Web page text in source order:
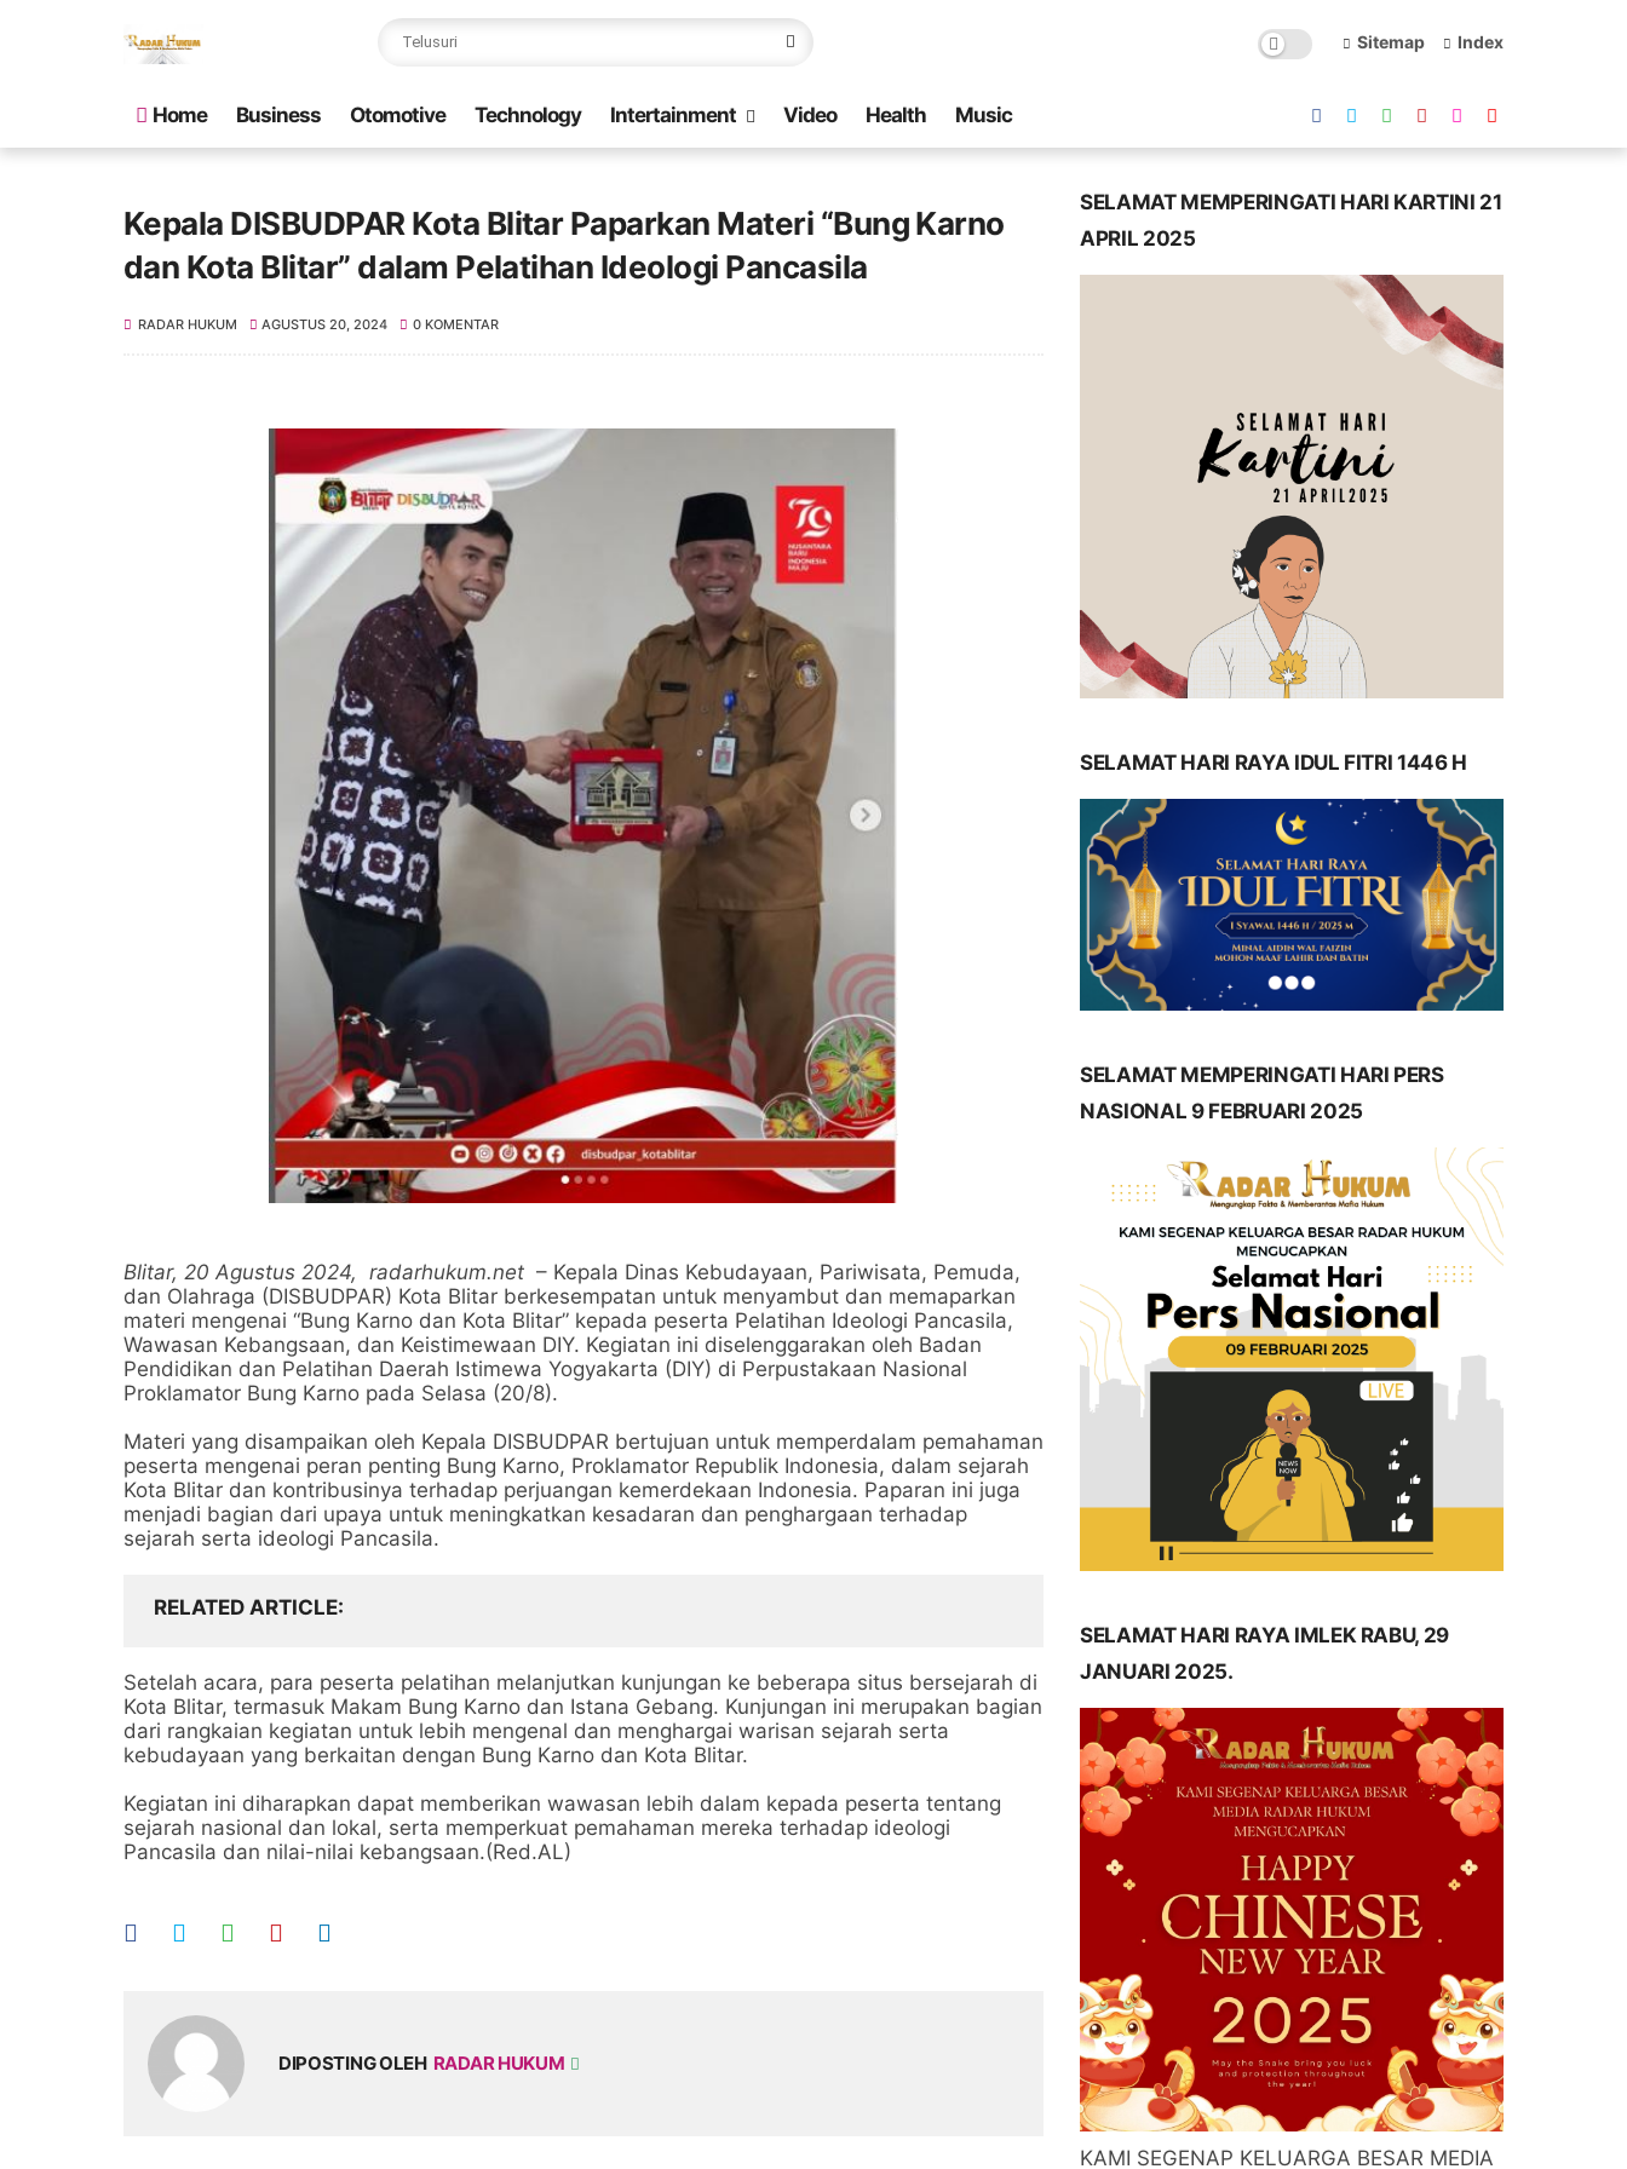
Sitemap Index
Home Business Otomotive Technology Intertainment Video Health Music
Kepala DISBUDPAR Kota Blitar Paparkan Materi “Bung Karno
dan Kota Blitar” dalam Pelatihan Ideologi Pancasila
RADAR HUKUM AGUSTUS 20, 2024 0 KOMENTAR
Blitar, 20 Agustus 2024, radarhukum.net – Kepala Dinas Kebudayaan, Pariwisata, Pemuda,
dan Olahraga (DISBUDPAR) Kota Blitar berkesempatan untuk menyambut dan memaparkan
materi mengenai “Bung Karno dan Kota Blitar” kepada peserta Pelatihan Ideologi Pancasila,
Wawasan Kebangsaan, dan Keistimewaan DIY. Kegiatan ini diselenggarakan oleh Badan
Pendidikan dan Pelatihan Daerah Istimewa Yogyakarta (DIY) di Perpustakaan Nasional
Proklamator Bung Karno pada Selasa (20/8).
Materi yang disampaikan oleh Kepala DISBUDPAR bertujuan untuk memperdalam pemahaman
peserta mengenai peran penting Bung Karno, Proklamator Republik Indonesia, dalam sejarah
Kota Blitar dan kontribusinya terhadap perjuangan kemerdekaan Indonesia. Paparan ini juga
menjadi bagian dari upaya untuk meningkatkan kesadaran dan penghargaan terhadap
sejarah serta ideologi Pancasila.
RELATED ARTICLE
Setelah acara, para peserta pelatihan melanjutkan kunjungan ke beberapa situs bersejarah di
Kota Blitar, termasuk Makam Bung Karno dan Istana Gebang. Kunjungan ini merupakan bagian
dari rangkaian kegiatan untuk lebih mengenal dan menghargai warisan sejarah serta
kebudayaan yang berkaitan dengan Bung Karno dan Kota Blitar.
Kegiatan ini diharapkan dapat memberikan wawasan lebih dalam kepada peserta tentang
sejarah nasional dan lokal, serta memperkuat pemahaman mereka terhadap ideologi
Pancasila dan nilai-nilai kebangsaan.(Red.AL)
DIPOSTING OLEH RADAR HUKUM
SELAMAT MEMPERINGATI HARI KARTINI 21
APRIL 2025
SELAMAT HARI RAYA IDUL FITRI 1446 H
SELAMAT MEMPERINGATI HARI PERS
NASIONAL 9 FEBRUARI 2025
SELAMAT HARI RAYA IMLEK RABU, 29
JANUARI 2025.
KAMI SEGENAP KELUARGA BESAR MEDIA